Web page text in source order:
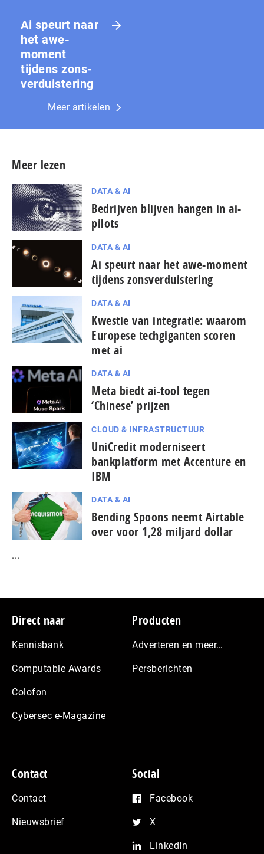
Ai speurt naar
het awe-
moment
tijdens zons­
ver­duis­te­ring
Meer artikelen
Meer lezen
DATA & AI
Bedrijven blijven hangen in ai-
pilots
DATA & AI
Ai speurt naar het awe-moment
tijdens zons­ver­duis­te­ring
DATA & AI
Kwestie van integratie: waarom
Europese techgiganten scoren
met ai
DATA & AI
Meta biedt ai-tool tegen
‘Chinese’ prijzen
CLOUD & INFRASTRUCTUUR
UniCredit moderniseert
bankplatform met Accenture en
IBM
DATA & AI
Bending Spoons neemt Airtable
over voor 1,28 miljard dollar
...
Footer
Direct naar
Kennisbank
Computable Awards
Colofon
Cybersec e-Magazine
Producten
Adverteren en meer…
Persberichten
Contact
Contact
Nieuwsbrief
Social
Facebook
X
LinkedIn